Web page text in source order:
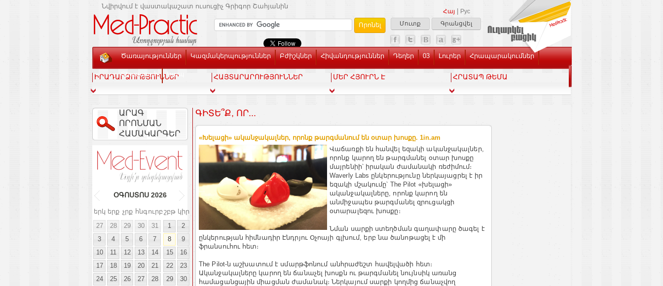
Հայ
Рус
Մուտք
Գրանցվել
Նվիրվում է վաստակաշատ ուսուցիչ Գրիգոր Շահյանին
Ծառայություններ Կազմակերպություններ Բժիշկներ Հիվանդություններ Դեղեր 03 Լուրեր Հրապարակումներ
Տեսասրահ Կապ
ԻՐԱԴԱՐՁՈՒԹՅՈՒՆՆԵՐ ՀԱՅՏԱՐԱՐՈՒԹՅՈՒՆՆԵՐ ՄԵՐ ՀՅՈՒՐՆ Է ՀՐԱՏԱՊ ԹԵՄԱ
ԱՐԱԳ
ՈՐՈՆՄԱՆ
ՀԱՄԱԿԱՐԳԵՐ
ՕԳՈՍՏՈՍ 2026
երկ երք չրք հնգուրբ շբթ կիր
27
28 29 30 31 1
2
3
4 5 6 7 8
9
10
11 12 13 14 15
16
17
18 19 20 21 22
23
24
25 26 27 28 29
30
ԳԻՏԵ՞Ք, ՈՐ...
«Խելացի» ականջակալներ, որոնք թարգմանում են օտար խոսքը. 1in.am
Վաճառքի են հանվել եզակի ականջակալներ,
որոնք կարող են թարգմանել օտար խոսքը
մայրենիի՝ իրական ժամանակի ռեժիմում։
Waverly Labs ընկերությունը ներկայացրել է իր
եզակի մշակումը՝ The Pilot «խելացի»
ականջակալները, որոնք կարող են
անմիջապես թարգմանել զրուցակցի
օտարալեզու խոսքը։
Նման սարքի ստեղծման գաղափարը ծագել է
ընկերության հիմնադիր Էնդրյու Օչոայի գլխում, երբ նա ծանոթացել է մի
ֆրանսուհու հետ։
The Pilot-ն աշխատում է սմարթֆոնում անհրաժեշտ հավելվածի հետ։
Ականջակալները կարող են ճանաչել խոսքն ու թարգմանել նույնսիկ առանց
համացանցային միացման ժամանակ։ Ներկայում սարքի կողմից ճանաչվող